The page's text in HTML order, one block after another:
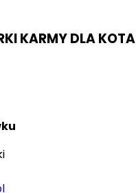
KARMY DLA KOTA